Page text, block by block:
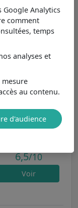
250 et 300
dans les autres
les plus
aux modèles
9,0
6,5/10
Voir
Analytics
comment
temps
analyses et
mesure
au contenu.
d'audience